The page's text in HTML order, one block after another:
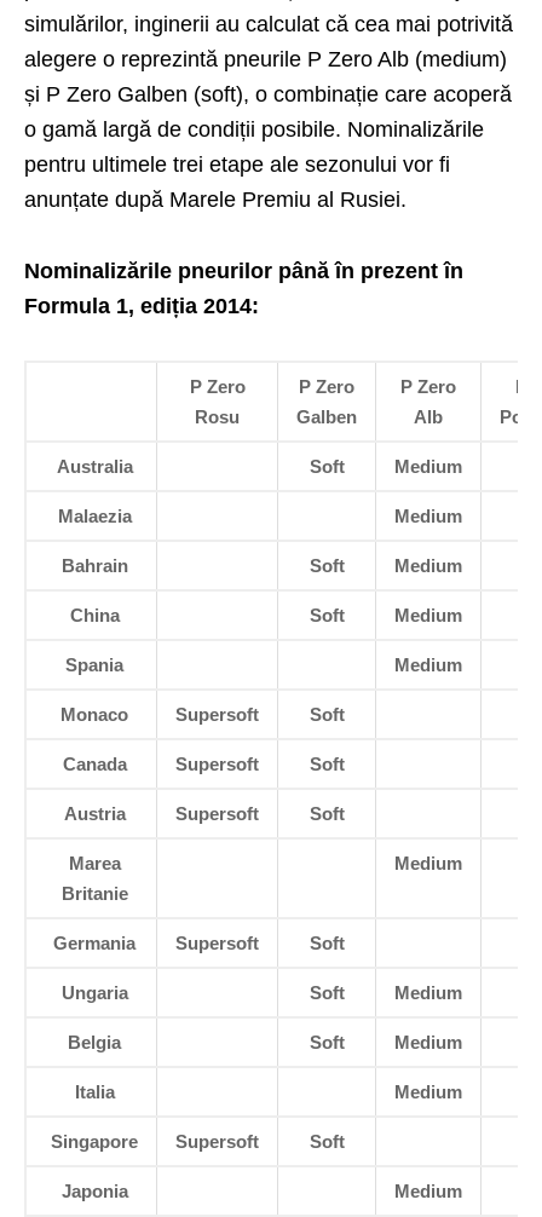
simulărilor, inginerii au calculat că cea mai potrivită
alegere o reprezintă pneurile P Zero Alb (medium)
și P Zero Galben (soft), o combinație care acoperă
o gamă largă de condiții posibile. Nominalizările
pentru ultimele trei etape ale sezonului vor fi
anunțate după Marele Premiu al Rusiei.
Nominalizările pneurilor până în prezent în
Formula 1, ediția 2014:
P Zero
Rosu
P Zero
Galben
P Zero
Alb
P
Australia Soft Medium
Malaezia Medium
Bahrain Soft Medium
China Soft Medium
Spania Medium
Monaco Supersoft Soft
Canada Supersoft Soft
Austria Supersoft Soft
Marea
Britanie
Medium
Germania Supersoft Soft
Ungaria Soft Medium
Belgia Soft Medium
Italia Medium
Singapore Supersoft Soft
Japonia Medium